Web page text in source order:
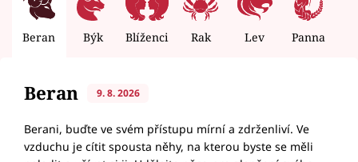
Beran Býk Blíženci Rak Lev Panna
Beran 9. 8. 2026
Berani, buďte ve svém přístupu mírní a zdrženliví. Ve
vzduchu je cítit spousta něhy, na kterou byste se měli